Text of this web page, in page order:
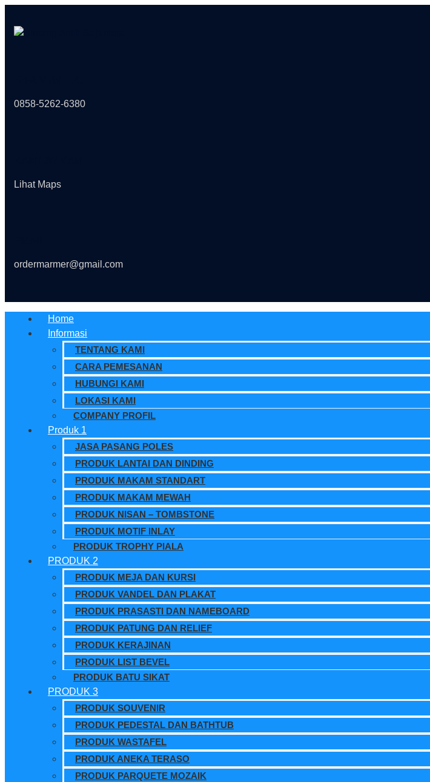
0858-5262-6380
Lihat Maps
ordermarmer@gmail.com
Home
Informasi
TENTANG KAMI
CARA PEMESANAN
HUBUNGI KAMI
LOKASI KAMI
COMPANY PROFIL
Produk 1
JASA PASANG POLES
PRODUK LANTAI DAN DINDING
PRODUK MAKAM STANDART
PRODUK MAKAM MEWAH
PRODUK NISAN – TOMBSTONE
PRODUK MOTIF INLAY
PRODUK TROPHY PIALA
PRODUK 2
PRODUK MEJA DAN KURSI
PRODUK VANDEL DAN PLAKAT
PRODUK PRASASTI DAN NAMEBOARD
PRODUK PATUNG DAN RELIEF
PRODUK KERAJINAN
PRODUK LIST BEVEL
PRODUK BATU SIKAT
PRODUK 3
PRODUK SOUVENIR
PRODUK PEDESTAL DAN BATHTUB
PRODUK WASTAFEL
PRODUK ANEKA TERASO
PRODUK PARQUETE MOZAIK